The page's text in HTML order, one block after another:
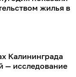
жилья в
Калининграда
— исследование